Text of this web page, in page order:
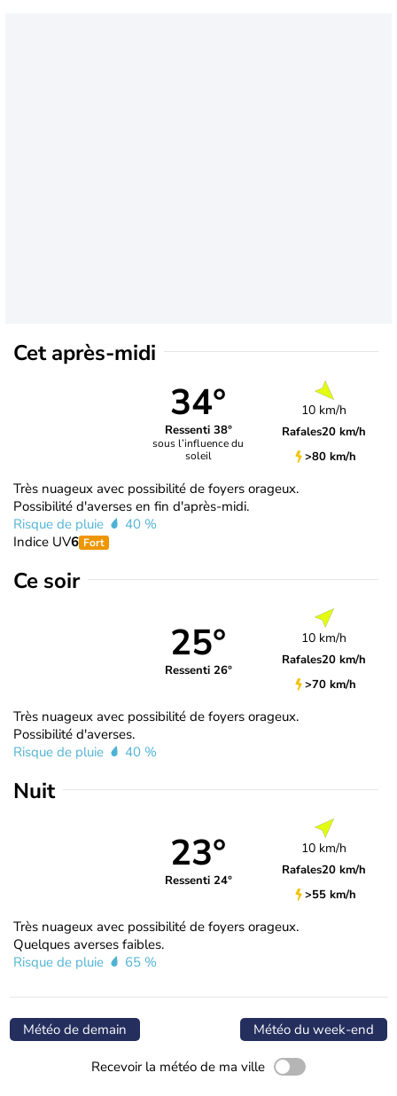
Cet après-midi
34°
Ressenti 38°
sous l’influence du
soleil
10 km/h
Rafales20 km/h
>80 km/h
Très nuageux avec possibilité de foyers orageux.
Possibilité d'averses en fin d'après-midi.
Risque de pluie
40 %
Indice UV6 Fort
Ce soir
25°
Ressenti 26°
10 km/h
Rafales20 km/h
>70 km/h
Très nuageux avec possibilité de foyers orageux.
Possibilité d'averses.
Risque de pluie
40 %
Nuit
23°
Ressenti 24°
10 km/h
Rafales20 km/h
>55 km/h
Très nuageux avec possibilité de foyers orageux.
Quelques averses faibles.
Risque de pluie
65 %
Météo de demain Météo du week-end
Recevoir la météo de ma ville